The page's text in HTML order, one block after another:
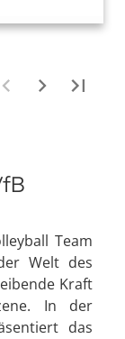
Team
Welt des
Kraft
In der
das